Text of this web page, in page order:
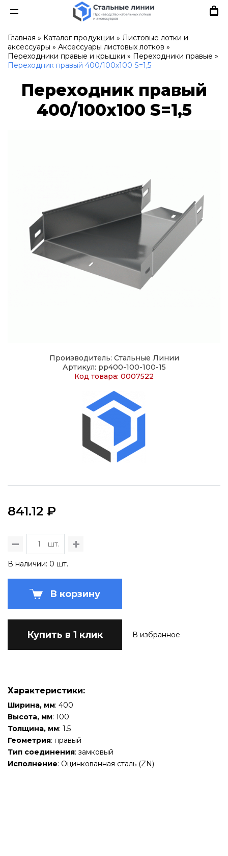
Главная » Каталог продукции » Листовые лотки и
аксессуары » Аксессуары листовых лотков »
Переходники правые и крышки » Переходники правые »
Переходник правый 400/100х100 S=1,5
Переходник правый
400/100х100 S=1,5
Производитель: Стальные Линии
Артикул: pp400-100-100-15
Код товара: 0007522
841.12 ₽
шт.
В наличии: 0 шт.
В корзину
Купить в 1 клик В избранное
Характеристики:
Ширина, мм: 400
Высота, мм: 100
Толщина, мм: 1.5
Геометрия: правый
Тип соединения: замковый
Исполнение: Оцинкованная сталь (ZN)